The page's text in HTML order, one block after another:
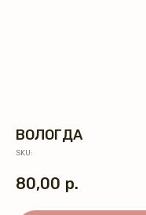
ВОЛОГДА
SKU:
80,00 р.